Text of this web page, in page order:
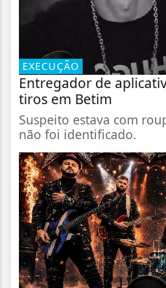
EXECUÇÃO
Entregador de
tiros em Betim
Suspeito estava com
não foi identificado.